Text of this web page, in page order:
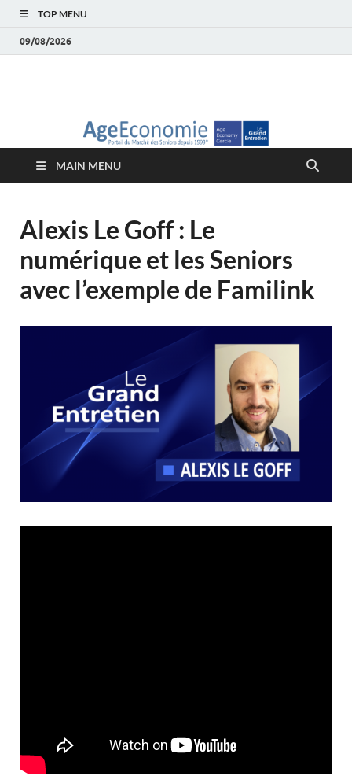
TOP MENU
09/08/2026
économie – Marché
des Seniors
MAIN MENU
Alexis Le Goff : Le
numérique et les Seniors
avec l’exemple de Familink